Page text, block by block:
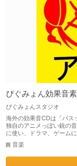
ぴぐみょん効果音
ぴぐみょんスタジオ
海外の効果音CDは「パス
独自のアニメっぽい銃の
に使い、ドラマ、ゲーム
音楽